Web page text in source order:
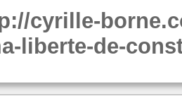
cyrille-
liberte-de-